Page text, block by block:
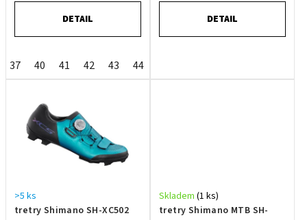
DETAIL
37 40 41 42 43 44
DETAIL
tretry Shimano SH-XC502
>5 ks
tretry Shimano MTB SH-
Skladem (1 ks)